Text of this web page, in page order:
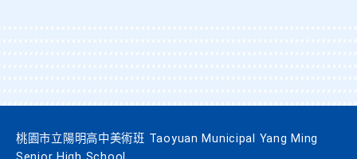
桃園市立陽明高中美術班 Taoyuan Municipal Yang Ming